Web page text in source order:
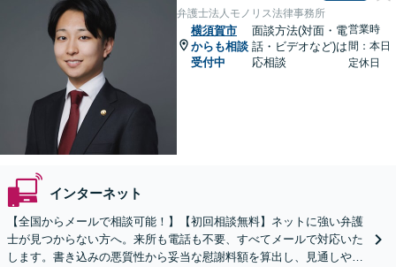
弁護士法人モノリス法律事務所
横須賀市
からも相談
受付中
面談方法(対面・電
話・ビデオなど)は
応相談
営業時
間：本日
定休日
インターネット
【全国からメールで相談可能！】【初回相談無料】ネットに強い弁護
士が見つからない方へ。来所も電話も不要、すべてメールで対応いた
します。書き込みの悪質性から妥当な慰謝料額を算出し、見通しや費